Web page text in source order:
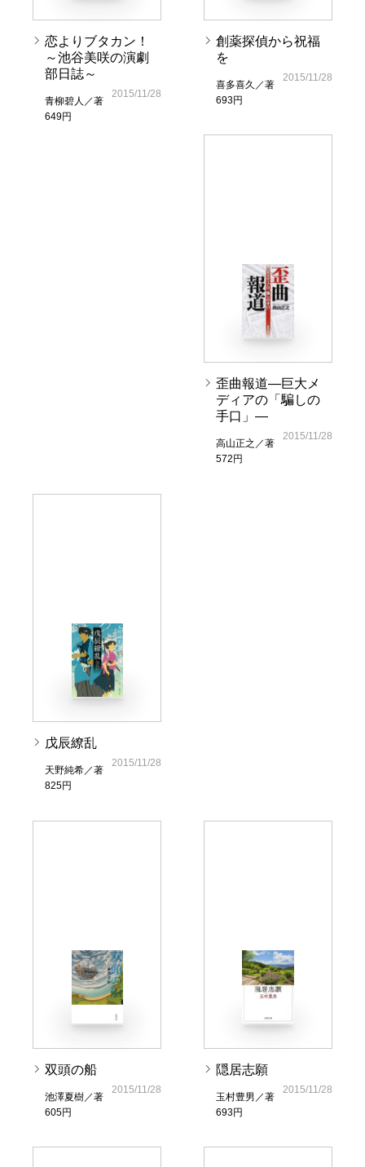
恋よりブタカン！
～池谷美咲の演劇
部日誌～
青柳碧人／著
649円
2015/11/28
創薬探偵から祝福
を
喜多喜久／著
693円
2015/11/28
歪曲報道―巨大メ
ディアの「騙しの
手口」―
高山正之／著
572円
2015/11/28
戊辰繚乱
天野純希／著
825円
2015/11/28
双頭の船
池澤夏樹／著
605円
2015/11/28
隠居志願
玉村豊男／著
693円
2015/11/28